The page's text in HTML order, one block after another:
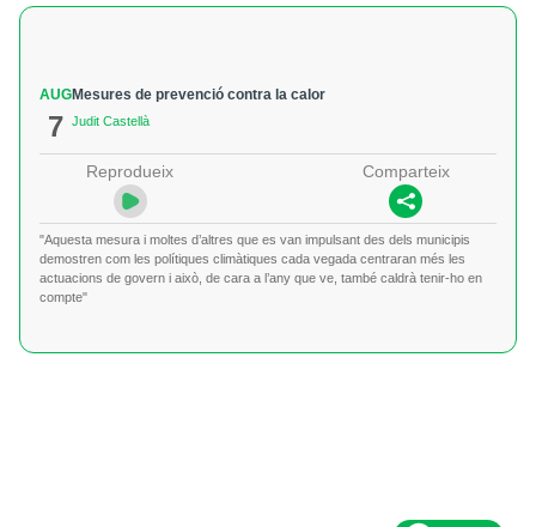
AUG
7
Mesures de prevenció contra la calor
Judit Castellà
Reprodueix Comparteix
"Aquesta mesura i moltes d’altres que es van impulsant des dels municipis
demostren com les polítiques climàtiques cada vegada centraran més les
actuacions de govern i això, de cara a l’any que ve, també caldrà tenir-ho en
compte"